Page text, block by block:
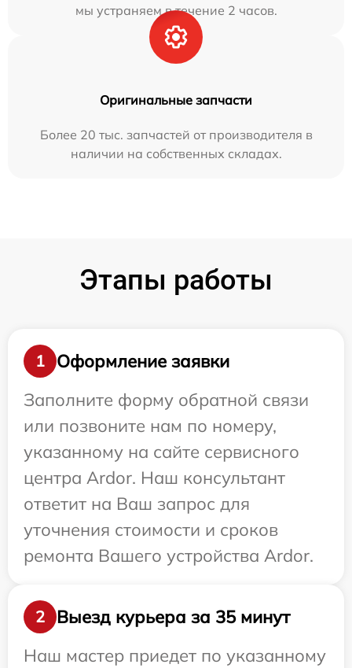
мы устраняем в течение 2 часов.
Оригинальные запчасти
Более 20 тыс. запчастей от производителя в
наличии на собственных складах.
Этапы работы
1
Оформление заявки
Заполните форму обратной связи
или позвоните нам по номеру,
указанному на сайте сервисного
центра Ardor. Наш консультант
ответит на Ваш запрос для
уточнения стоимости и сроков
ремонта Вашего устройства Ardor.
2
Выезд курьера за 35 минут
Наш мастер приедет по указанному